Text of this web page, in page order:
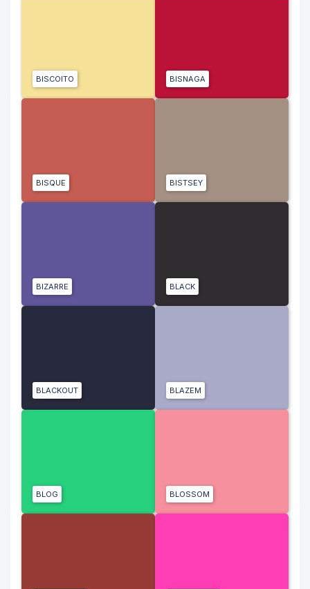
BISCOITO BISNAGA
BISQUE BISTSEY
BIZARRE BLACK
BLACKOUT BLAZEM
BLOG BLOSSOM